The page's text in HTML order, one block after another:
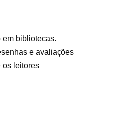
em bibliotecas.
e avaliações
os leitores